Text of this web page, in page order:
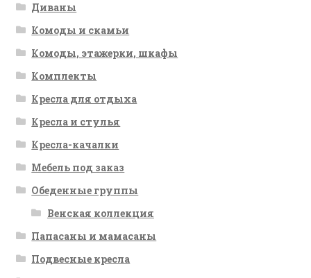
Диваны
Комоды и скамьи
Комоды, этажерки, шкафы
Комплекты
Кресла для отдыха
Кресла и стулья
Кресла-качалки
Мебель под заказ
Обеденные группы
Венская коллекция
Папасаны и мамасаны
Подвесные кресла